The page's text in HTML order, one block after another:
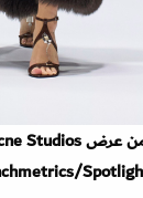
Spotlight